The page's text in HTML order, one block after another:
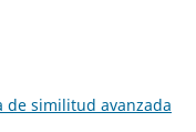
similitud avanzada